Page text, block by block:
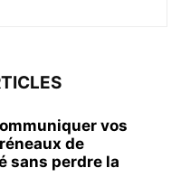
vos
de
sans perdre la